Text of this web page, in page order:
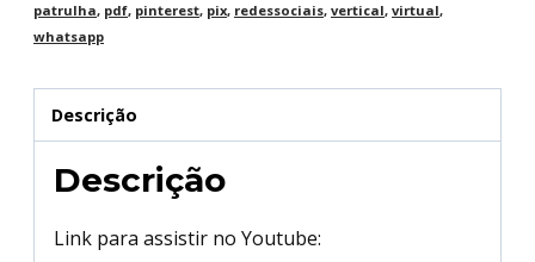
patrulha, pdf, pinterest, pix, redessociais, vertical, virtual,
whatsapp
Descrição
Descrição
Link para assistir no Youtube: